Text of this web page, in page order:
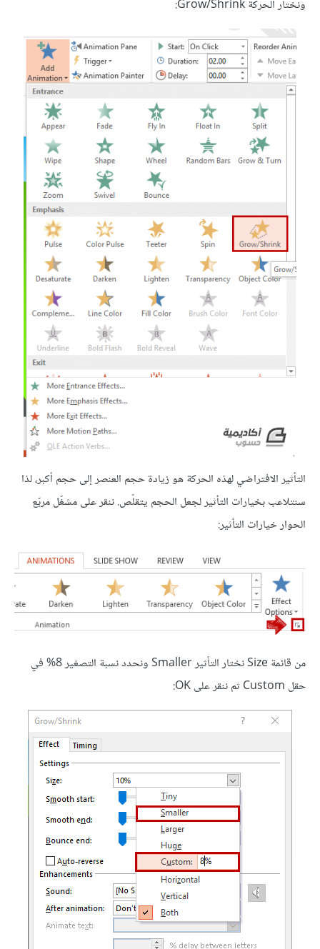
ونختار الحركة Grow/Shrink:
التأثير الافتراضي لهذه الحركة هو زيادة حجم العنصر إلى حجم أكبر، لذا
سنتلاعب بخيارات التأثير لجعل الحجم يتقلّص. ننقر على مشغّل مربّع
الحوار خيارات التأثير:
من قائمة Size نختار التأثير Smaller ونحدد نسبة التصغير 8% في
حقل Custom ثم ننقر على OK: